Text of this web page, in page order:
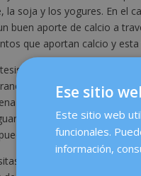
la soja y los yogures. En el
buen aporte de calcio a
que aportan calcio y
basta con exponer la
debes evitar las horas
franja horaria). Y un dato
porque estar más
indicar lo contrario, la
suplementos, debes
Ese sitio
Este sitio web
funcionales.
información,